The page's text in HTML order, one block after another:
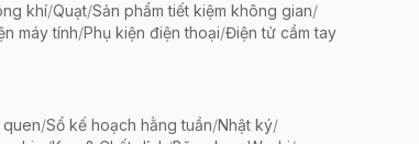
khí/Quạt/Sản phẩm tiết kiệm không gian/
máy tính/Phụ kiện điện thoại/Điện tử cầm tay
quen/Sổ kế hoạch hằng tuần/Nhật ký/